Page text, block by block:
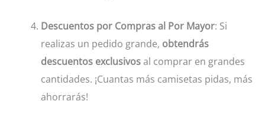
Descuentos por Compras al Por Mayor: Si
realizas un pedido grande, obtendrás
descuentos exclusivosal comprar en grandes
cantidades. ¡Cuantas más camisetas pidas, más
ahorrarás!